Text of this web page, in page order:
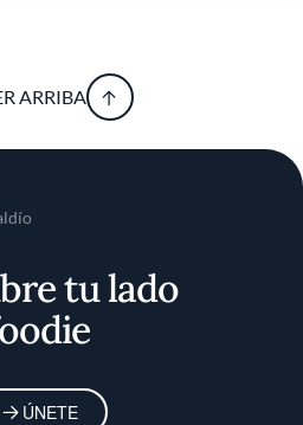
ARRIBA
tu lado
ÚNETE